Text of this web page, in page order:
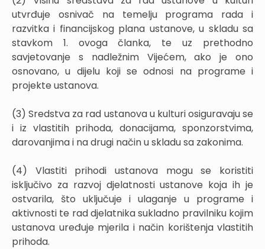
utvrđuje osnivač na temelju programa rada i
razvitka i financijskog plana ustanove, u skladu sa
stavkom 1. ovoga članka, te uz prethodno
savjetovanje s nadležnim Vijećem, ako je ono
osnovano, u dijelu koji se odnosi na programe i
projekte ustanova.
(3) Sredstva za rad ustanova u kulturi osiguravaju se
i iz vlastitih prihoda, donacijama, sponzorstvima,
darovanjima i na drugi način u skladu sa zakonima.
(4) Vlastiti prihodi ustanova mogu se koristiti
isključivo za razvoj djelatnosti ustanove koja ih je
ostvarila, što uključuje i ulaganje u programe i
aktivnosti te rad djelatnika sukladno pravilniku kojim
ustanova uređuje mjerila i način korištenja vlastitih
prihoda.